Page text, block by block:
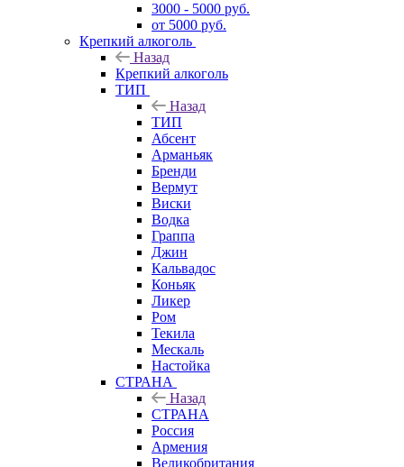
3000 - 5000 руб.
от 5000 руб.
Крепкий алкоголь
Назад
Крепкий алкоголь
ТИП
Назад
ТИП
Абсент
Арманьяк
Бренди
Вермут
Виски
Водка
Граппа
Джин
Кальвадос
Коньяк
Ликер
Ром
Текила
Мескаль
Настойка
СТРАНА
Назад
СТРАНА
Россия
Армения
Великобритания